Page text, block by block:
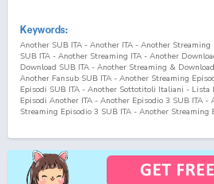
Keywords:
Another SUB ITA - Another ITA - Another
SUB ITA - Another Streaming ITA - Another
Download SUB ITA - Another Streaming &
Another Fansub SUB ITA - Another Streaming
Episodi SUB ITA - Another Sottotitoli Italiani - Lista
Episodi Another ITA - Another Episodio 3 SUB ITA -
Streaming Episodio 3 SUB ITA - Another Streaming